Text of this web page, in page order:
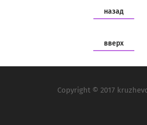
назад
вверх
Copyright © 2017